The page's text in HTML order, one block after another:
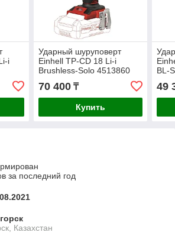
i
Ударный шуруповерт
Einhell TP-CD 18 Li-i
Brushless-Solo 4513860
70 400₸
Купить
BL-
49
за последний год
Казахстан